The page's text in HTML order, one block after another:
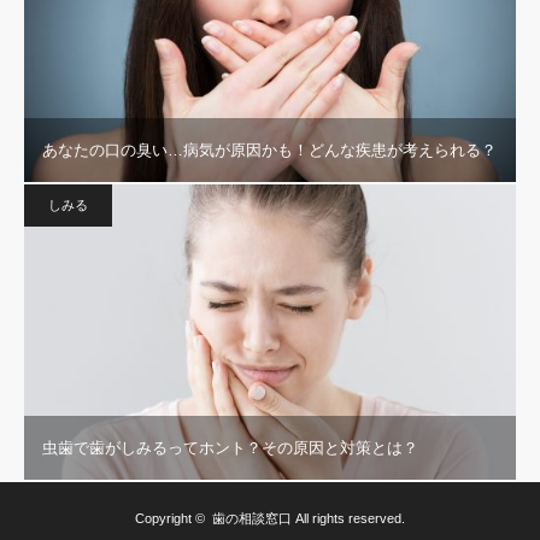
あなたの口の臭い…病気が原因かも！どんな疾患が考えられる？
しみる
虫歯で歯がしみるってホント？その原因と対策とは？
Copyright © 歯の相談窓口 All rights reserved.